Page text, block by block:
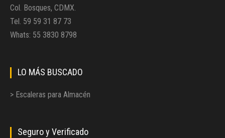
Col. Bosques, CDMX.
Tel. 59 59 31 87 73
Whats: 55 3830 8798
LO MÁS BUSCADO
> Escaleras para Almacén
Seguro y Verificado